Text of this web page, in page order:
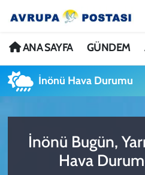
ANA SAYFA GÜNDEM
İnönü Hava Durumu
İnönü Bugün,
Hava
ANA SAYFA
GÜNDEM
AVRUPA
TÜRKİYE
Nöbetçi Eczaneler
Hava Durumu
Trafik Durumu
Avrupa Ligi Puan